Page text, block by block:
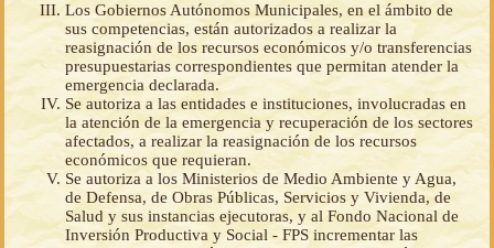
Los Gobiernos Autónomos Municipales, en el ámbito de
sus competencias, están autorizados a realizar la
reasignación de los recursos económicos y/o transferencias
presupuestarias correspondientes que permitan atender la
emergencia declarada.
Se autoriza a las entidades e instituciones, involucradas en
la atención de la emergencia y recuperación de los sectores
afectados, a realizar la reasignación de los recursos
económicos que requieran.
Se autoriza a los Ministerios de Medio Ambiente y Agua,
de Defensa, de Obras Públicas, Servicios y Vivienda, de
Salud y sus instancias ejecutoras, y al Fondo Nacional de
Inversión Productiva y Social - FPS incrementar las